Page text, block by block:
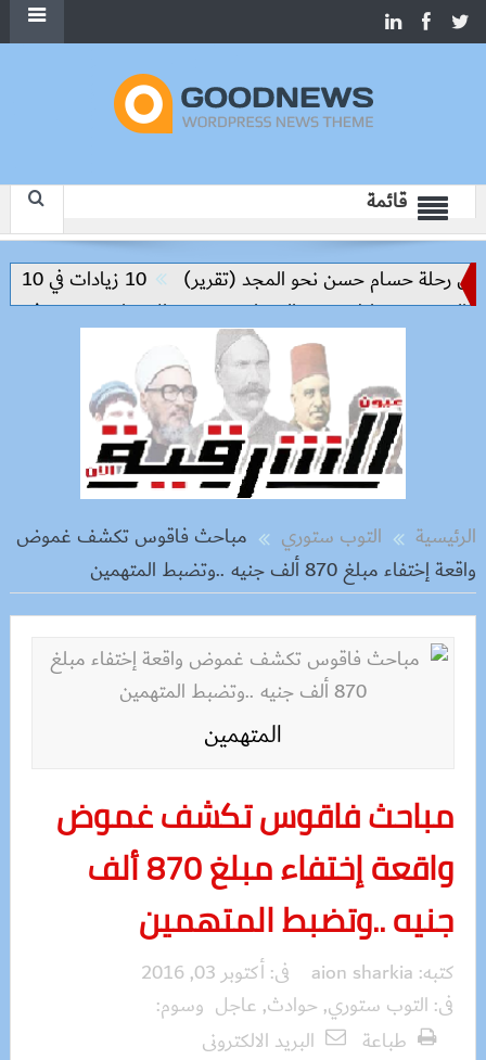
قائمة
رحلة حسام حسن نحو المجد (تقرير)
10 زيادات في 10 سنوات.. هل حان الوقت لرفع دعم البنزين نهائيا؟
من مخاطر مرض السعار
وزيرة الإسكان تسرّع توفيق
الرئيسية التوب ستوري
مباحث فاقوس تكشف غموض
واقعة إختفاء مبلغ 870 ألف جنيه ..وتضبط المتهمين
المتهمين
مباحث فاقوس تكشف غموض
واقعة إختفاء مبلغ 870 ألف
جنيه ..وتضبط المتهمين
كتبه: aion sharkia فى:أكتوبر 03, 2016
فى: التوب ستوري, حوادث, عاجل وسوم:
طباعة
البريد الالكترونى